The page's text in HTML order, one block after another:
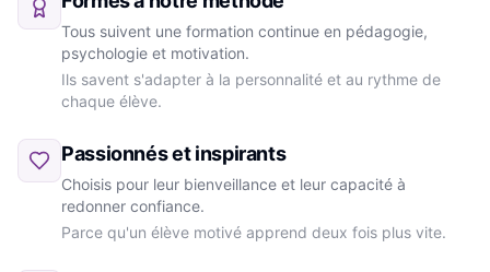
Tous suivent une formation continue en pédagogie,
psychologie et motivation.
Ils savent s'adapter à la personnalité et au rythme de
chaque élève.
Passionnés et inspirants
Choisis pour leur bienveillance et leur capacité à
redonner confiance.
Parce qu'un élève motivé apprend deux fois plus vite.